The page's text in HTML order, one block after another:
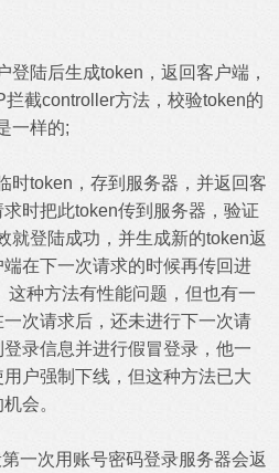
登陆后生成token，返回客户端，
截controller方法，校验token的
一样的;
时token，存到服务器，并返回客
时把此token传到服务器，验证
就登陆成功，并生成新的token返
在下一次请求的时候再传回进
这种方法有性能问题，但也有一
次请求后，还未进行下一次请
录信息并进行假冒登录，他一
户强制下线，但这种方法已大
会。
一次用账号密码登录服务器会返